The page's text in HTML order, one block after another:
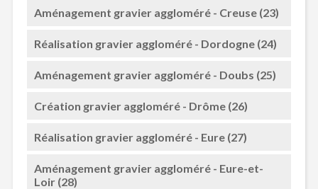
Aménagement gravier aggloméré - Creuse (23)
Réalisation gravier aggloméré - Dordogne (24)
Aménagement gravier aggloméré - Doubs (25)
Création gravier aggloméré - Drôme (26)
Réalisation gravier aggloméré - Eure (27)
Aménagement gravier aggloméré - Eure-et-
Loir (28)